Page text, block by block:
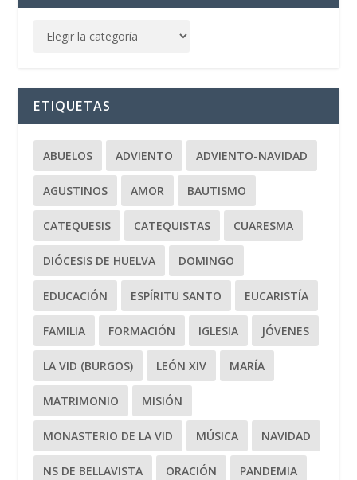
ETIQUETAS
ABUELOS ADVIENTO ADVIENTO-NAVIDAD
AGUSTINOS AMOR BAUTISMO
CATEQUESIS CATEQUISTAS CUARESMA
DIÓCESIS DE HUELVA DOMINGO
EDUCACIÓN ESPÍRITU SANTO EUCARISTÍA
FAMILIA FORMACIÓN IGLESIA JÓVENES
LA VID (BURGOS) LEÓN XIV MARÍA
MATRIMONIO MISIÓN
MONASTERIO DE LA VID MÚSICA NAVIDAD
NS DE BELLAVISTA ORACIÓN PANDEMIA